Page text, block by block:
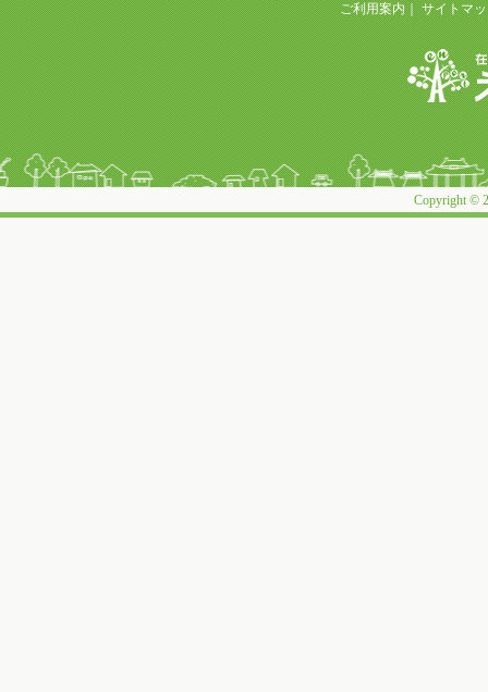
ご利用案内｜ サイトマ
Copyright ©